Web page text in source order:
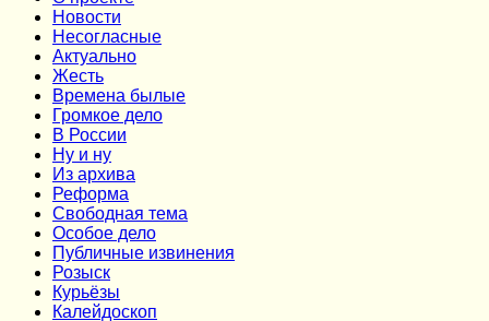
Новости
Несогласные
Актуально
Жесть
Времена былые
Громкое дело
В России
Ну и ну
Из архива
Реформа
Cвободная тема
Особое дело
Публичные извинения
Розыск
Курьёзы
Калейдоскоп